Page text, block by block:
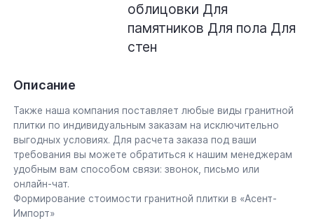
облицовки Для
памятников Для пола Для
стен
Описание
Также наша компания поставляет любые виды гранитной
плитки по индивидуальным заказам на исключительно
выгодных условиях. Для расчета заказа под ваши
требования вы можете обратиться к нашим менеджерам
удобным вам способом связи: звонок, письмо или
онлайн-чат.
Формирование стоимости гранитной плитки в «Асент-
Импорт»